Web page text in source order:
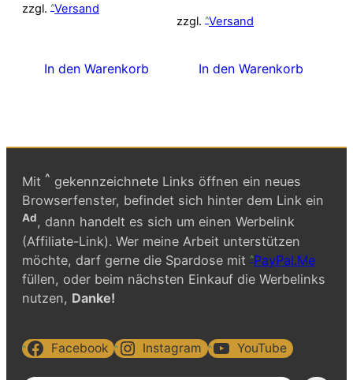
zzgl. Versand
In den Warenkorb
269,00 €
zzgl. Versand
In den Warenkorb
Mit ^ gekennzeichnete Links öffnen ein neues
Browserfenster, befindet sich hinter dem Link ein
Ad, dann handelt es sich um einen Werbelink
(Affiliate-Link). Wer meine Arbeit unterstützen
möchte, darf gerne die Spardose mit PayPal.Me
füllen, oder beim nächsten Einkauf die Werbelinks
nutzen, Danke!
Facebook Instagram YouTube